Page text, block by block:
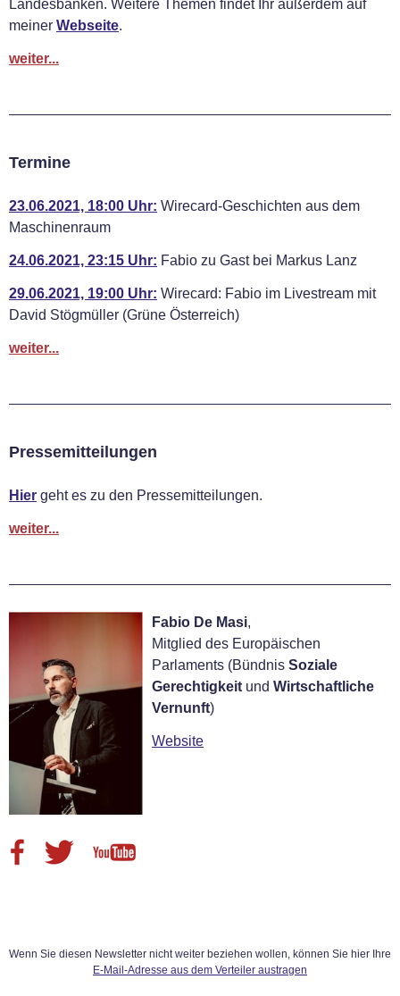
Landesbanken. Weitere Themen findet Ihr außerdem auf
meiner Webseite.
weiter...
Termine
23.06.2021, 18:00 Uhr: Wirecard-Geschichten aus dem
Maschinenraum
24.06.2021, 23:15 Uhr: Fabio zu Gast bei Markus Lanz
29.06.2021, 19:00 Uhr: Wirecard: Fabio im Livestream mit
David Stögmüller (Grüne Österreich)
weiter...
Pressemitteilungen
Hier geht es zu den Pressemitteilungen.
weiter...
Fabio De Masi,
Mitglied des Europäischen
Parlaments (Bündnis Soziale
Gerechtigkeit und Wirtschaftliche
Vernunft)
Website
Wenn Sie diesen Newsletter nicht weiter beziehen wollen, können Sie hier Ihre
E-Mail-Adresse aus dem Verteiler austragen